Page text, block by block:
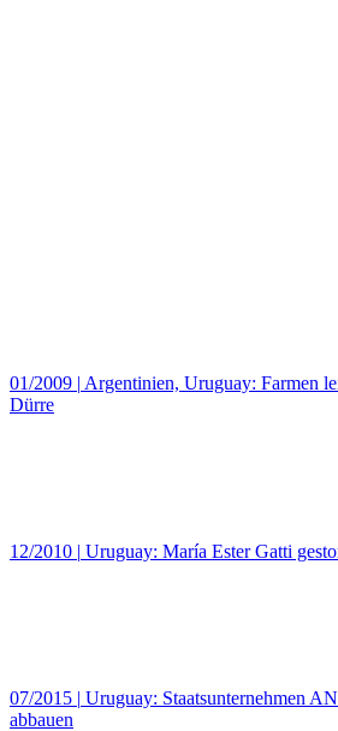
01/2009 | Argentinien, Uruguay: Farmen
Dürre
12/2010 | Uruguay: María Ester Gatti
07/2015 | Uruguay: Staatsunternehmen
abbauen